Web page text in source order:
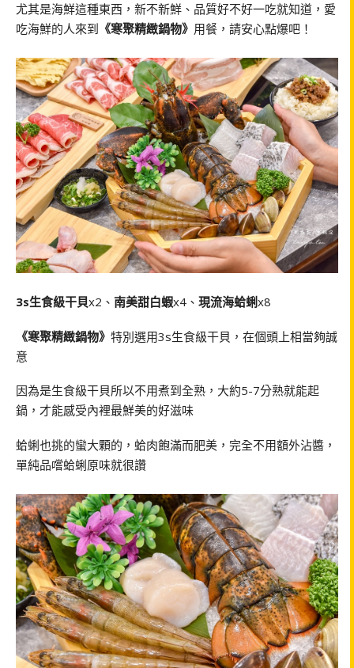
尤其是海鮮這種東西，新不新鮮、品質好不好一吃就知道，愛
吃海鮮的人來到 《寒聚精緻鍋物》 用餐，請安心點爆吧！
3s生食級干貝x2、 南美甜白蝦x4、 現流海蛤蜊x8
《寒聚精緻鍋物》 特別選用3s生食級干貝，在個頭上相當夠誠
意
因為是生食級干貝所以不用煮到全熟，大約5-7分熟就能起
鍋，才能感受內裡最鮮美的好滋味
蛤蜊也挑的蠻大顆的，蛤肉飽滿而肥美，完全不用額外沾醬，
單純品嚐蛤蜊原味就很讚